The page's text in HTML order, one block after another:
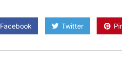
Facebook Twitter